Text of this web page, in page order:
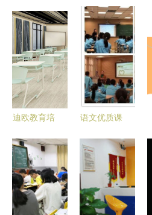
迪欧教育培
桌椅专为教
育赋能，成
就学习新体
语文优质课
我校举行